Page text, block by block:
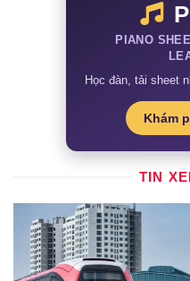
PIANO
Học đàn, tải sheet
Khám
TIN